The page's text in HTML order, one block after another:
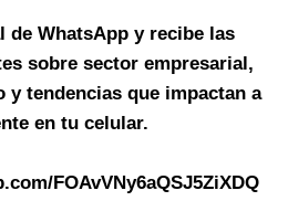
de WhatsApp y recibe las
sobre sector empresarial,
y tendencias que impactan a
en tu celular.
FOAvVNy6aQSJ5ZiXDQ